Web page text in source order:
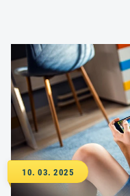
10. 03. 2025